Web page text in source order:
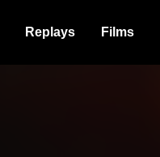
Replays Films